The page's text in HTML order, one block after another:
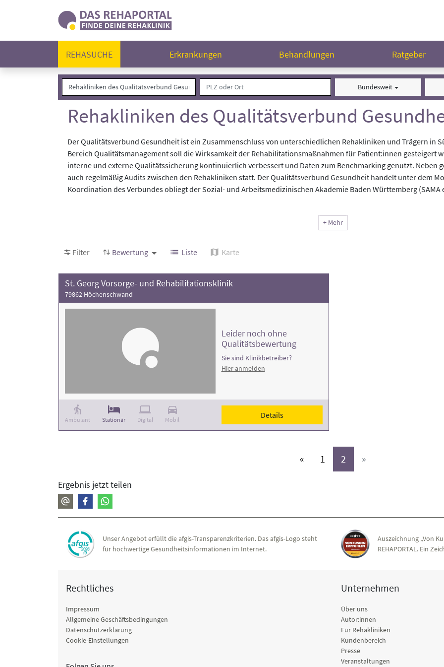
REHASUCHE Erkrankungen Behandlungen Ratgeber
Bundesweit
Rehakliniken des Qualitätsverbund
Der Qualitätsverbund Gesundheit ist ein Zusammenschluss von unterschiedlichen Rehakliniken und Trägern in
Bereich Qualitätsmanagement soll die Wirksamkeit der Rehabilitationsmaßnahmen für Patient:innen gesteigert
interne und externe Qualitätssicherung kontinuierlich verbessert und Daten zum Benchmarking genutzt. Neben
auch regelmäßig Audits zwischen den Rehakliniken statt. Der Qualitätsverbund Gesundheit handelt unter dem
Koordination des Verbundes obliegt der Sozial- und Arbeitsmedizinischen Akademie Baden Württemberg (SAMA
Erfahren Sie mehr zu den medizinischen Schwerpunkten, den Patientenzimmern, dem Behandlungsangebot
. Finden Sie eine Rehakliniken, die Ihnen bei Ihrer Genesung fachkundig und
+ Mehr
Filter Bewertung Liste Karte
St. Georg Vorsorge- und Rehabilitationsklinik
79862 Höchenschwand
Ambulant Stationär Digital Mobil
Leider noch ohne
Qualitätsbewertung
Sie sind Klinikbetreiber?
Hier anmelden
Details
« 1 (aktiv)
2 (aktiv)
»
Ergebnis jetzt teilen
Unser Angebot erfüllt die afgis-Transparenzkriterien. Das afgis-Logo steht
für hochwertige Gesundheitsinformationen im Internet.
Auszeichnung „Von
REHAPORTAL. Ein
Rechtliches
Impressum
Allgemeine Geschäftsbedingungen
Datenschutzerklärung
Cookie-Einstellungen
Unternehmen
Über uns
Autor:innen
Für Rehakliniken
Kundenbereich
Presse
Veranstaltungen